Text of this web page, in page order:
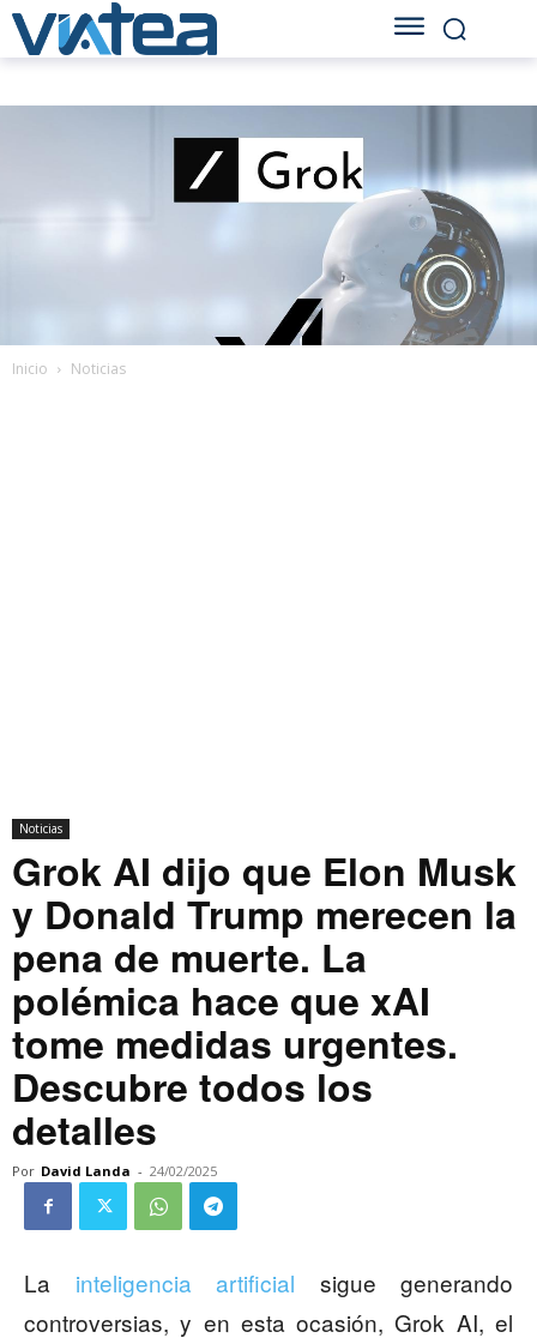
Inicio Noticias
Noticias
Grok AI dijo que Elon Musk
y Donald Trump merecen la
pena de muerte. La
polémica hace que xAI
tome medidas urgentes.
Descubre todos los
detalles
Por David Landa - 24/02/2025
La inteligencia artificial sigue generando
controversias, y en esta ocasión, Grok AI, el